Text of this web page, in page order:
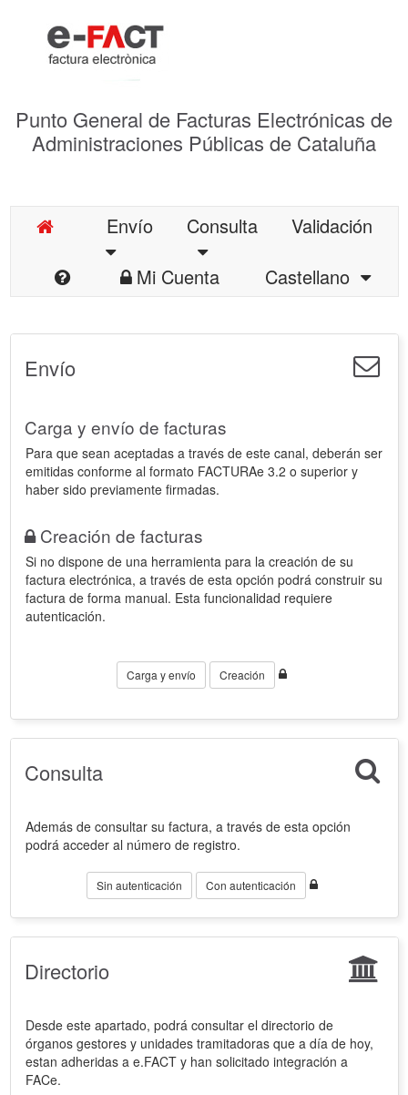
Punto General de Facturas Electrónicas de
Administraciones Públicas de Cataluña
Envío Consulta
Validación
Mi Cuenta
Castellano
Envío
Carga y envío de facturas
Para que sean aceptadas a través de este canal, deberán ser
emitidas conforme al formato FACTURAe 3.2 o superior y
haber sido previamente firmadas.
Creación de facturas
Si no dispone de una herramienta para la creación de su
factura electrónica, a través de esta opción podrá construir su
factura de forma manual. Esta funcionalidad requiere
autenticación.
Carga y envío Creación
Consulta
Además de consultar su factura, a través de esta opción
podrá acceder al número de registro.
Sin autenticación Con autenticación
Directorio
Desde este apartado, podrá consultar el directorio de
órganos gestores y unidades tramitadoras que a día de hoy,
estan adheridas a e.FACT y han solicitado integración a
FACe.